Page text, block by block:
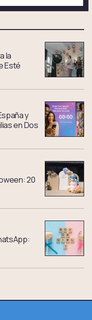
la
Esté
y
en Dos
20